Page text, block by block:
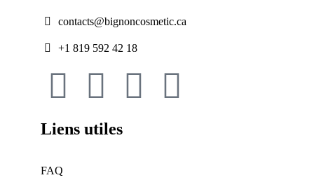
contacts@bignoncosmetic.ca
+1 819 592 42 18
Liens utiles
FAQ